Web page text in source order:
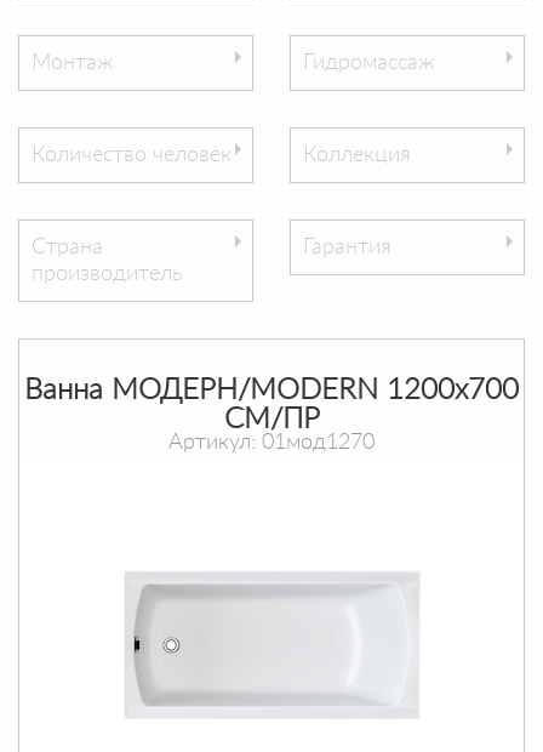
Монтаж Гидромассаж
Количество человек Коллекция
Страна
производитель
Гарантия
Ванна МОДЕРН/MODERN 1200х700
СМ/ПР
Артикул: 01мод1270